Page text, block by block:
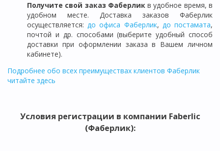
Получите свой заказ Фаберликв удобное время, в
удобном месте. Доставка заказов Фаберлик
осуществляется:до офиса Фаберлик, до постамата,
почтой и др. способами (выберите удобный способ
доставки при оформлении заказа в Вашем личном
кабинете).
Подробнее обо всех преимуществах клиентов Фаберлик
читайте здесь
Условия регистрации в компании Faberlic
(Фаберлик):